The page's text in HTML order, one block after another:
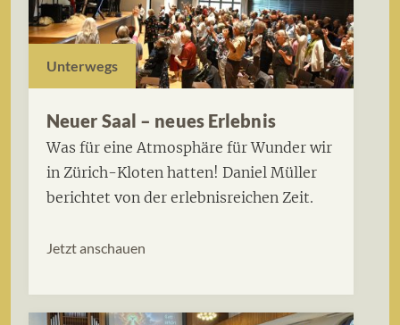
Unterwegs
Neuer Saal – neues Erlebnis
Was für eine Atmosphäre für Wunder wir
in Zürich-Kloten hatten! Daniel Müller
berichtet von der erlebnisreichen Zeit.
Jetzt anschauen